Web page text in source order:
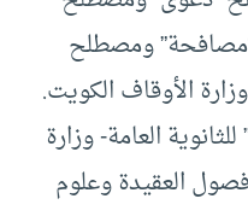
ومصطلح
الأوقاف الكويت.
العامة- وزارة
العقيدة وعلوم